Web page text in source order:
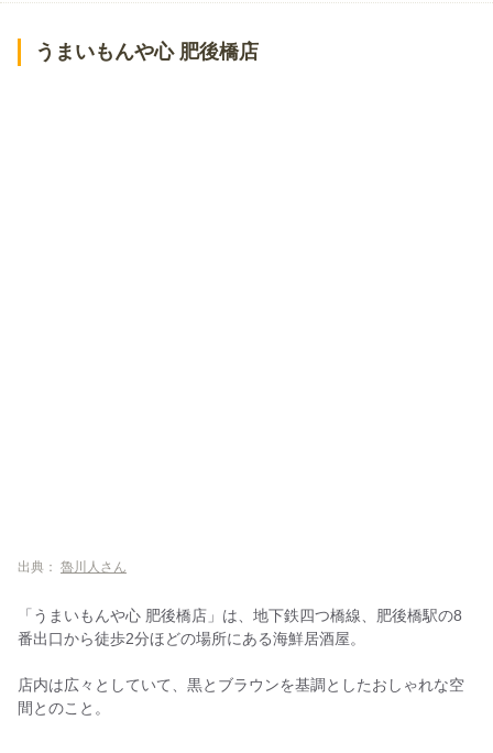
うまいもんや心 肥後橋店
出典： 魯川人さん
「うまいもんや心 肥後橋店」は、地下鉄四つ橋線、肥後橋駅の8
番出口から徒歩2分ほどの場所にある海鮮居酒屋。
店内は広々としていて、黒とブラウンを基調としたおしゃれな空
間とのこと。